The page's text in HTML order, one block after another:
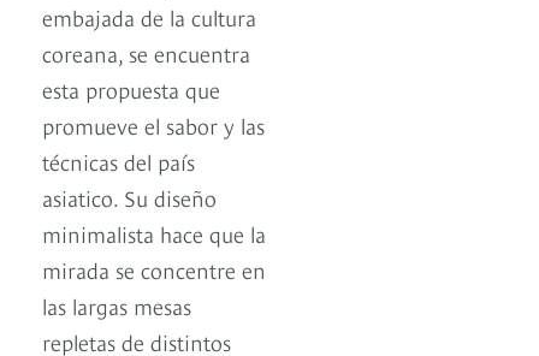
embajada de la cultura
coreana, se encuentra
esta propuesta que
promueve el sabor y las
técnicas del país
asiatico. Su diseño
minimalista hace que la
mirada se concentre en
las largas mesas
repletas de distintos